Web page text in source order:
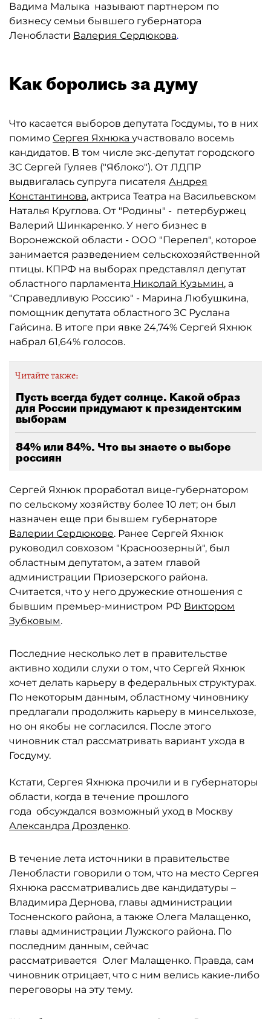
Вадима Малыка называют партнером по
бизнесу семьи бывшего губернатора
Ленобласти Валерия Сердюкова.
Как боролись за думу
Что касается выборов депутата Госдумы, то в них
помимо Сергея Яхнюка участвовало восемь
кандидатов. В том числе экс-депутат городского
ЗС Сергей Гуляев ("Яблоко"). От ЛДПР
выдвигалась супруга писателя Андрея
Константинова, актриса Театра на Васильевском
Наталья Круглова. От "Родины" - петербуржец
Валерий Шинкаренко. У него бизнес в
Воронежской области - ООО "Перепел", которое
занимается разведением сельскохозяйственной
птицы. КПРФ на выборах представлял депутат
областного парламента Николай Кузьмин, а
"Справедливую Россию" - Марина Любушкина,
помощник депутата областного ЗС Руслана
Гайсина. В итоге при явке 24,74% Сергей Яхнюк
набрал 61,64% голосов.
Читайте также:
Пусть всегда будет солнце. Какой образ
для России придумают к президентским
выборам
84% или 84%. Что вы знаете о выборе
россиян
Сергей Яхнюк проработал вице-губернатором
по сельскому хозяйству более 10 лет; он был
назначен еще при бывшем губернаторе
Валерии Сердюкове. Ранее Сергей Яхнюк
руководил совхозом "Красноозерный", был
областным депутатом, а затем главой
администрации Приозерского района.
Считается, что у него дружеские отношения с
бывшим премьер-министром РФ Виктором
Зубковым.
Последние несколько лет в правительстве
активно ходили слухи о том, что Сергей Яхнюк
хочет делать карьеру в федеральных структурах.
По некоторым данным, областному чиновнику
предлагали продолжить карьеру в минсельхозе,
но он якобы не согласился. После этого
чиновник стал рассматривать вариант ухода в
Госдуму.
Кстати, Сергея Яхнюка прочили и в губернаторы
области, когда в течение прошлого
года обсуждался возможный уход в Москву
Александра Дрозденко.
В течение лета источники в правительстве
Ленобласти говорили о том, что на место Сергея
Яхнюка рассматривались две кандидатуры –
Владимира Дернова, главы администрации
Тосненского района, а также Олега Малащенко,
главы администрации Лужского района. По
последним данным, сейчас
рассматривается Олег Малащенко. Правда, сам
чиновник отрицает, что с ним велись какие-либо
переговоры на эту тему.